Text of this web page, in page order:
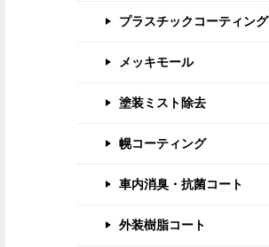
プラスチックコーティング
メッキモール
塗装ミスト除去
幌コーティング
車内消臭・抗菌コート
外装樹脂コート